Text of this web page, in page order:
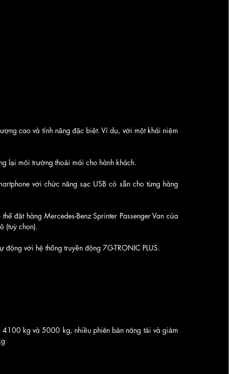
cao và tính năng đặc biệt. Ví dụ, với một khái niệm
lại môi trường thoải mái cho hành khách.
với chức năng sạc USB có sẵn cho từng hàng
đặt hàng Mercedes-Benz Sprinter Passenger Van của
(tuỳ chọn).
với hệ thống truyền động 7G-TRONIC PLUS.
kg và 5000 kg, nhiều phiên bản nâng tải và giảm